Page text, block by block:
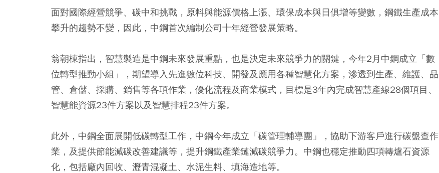
面對國際經營競爭、碳中和挑戰，原料與能源價格上漲、環保成本與日俱增等變數，鋼鐵生產成本
攀升的趨勢不變，因此，中鋼首次編制公司十年經營發展策略。
翁朝棟指出，智慧製造是中鋼未來發展重點，也是決定未來競爭力的關鍵，今年2月中鋼成立「數
位轉型推動小組」，期望導入先進數位科技、開發及應用各種智慧化方案，滲透到生產、維護、品
管、倉儲、採購、銷售等各項作業，優化流程及商業模式，目標是3年內完成智慧產線28個項目、
智慧能資源23件方案以及智慧排程23件方案。
此外，中鋼全面展開低碳轉型工作，中鋼今年成立「碳管理輔導團」，協助下游客戶進行碳盤查作
業，及提供節能減碳改善建議等，提升鋼鐵產業鏈減碳競爭力。中鋼也穩定推動四項轉爐石資源
化，包括廠內回收、瀝青混凝土、水泥生料、填海造地等。